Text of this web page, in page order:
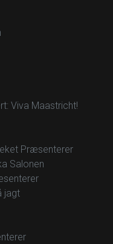
Viva Maastricht!
Præsenterer
Salonen
jagt